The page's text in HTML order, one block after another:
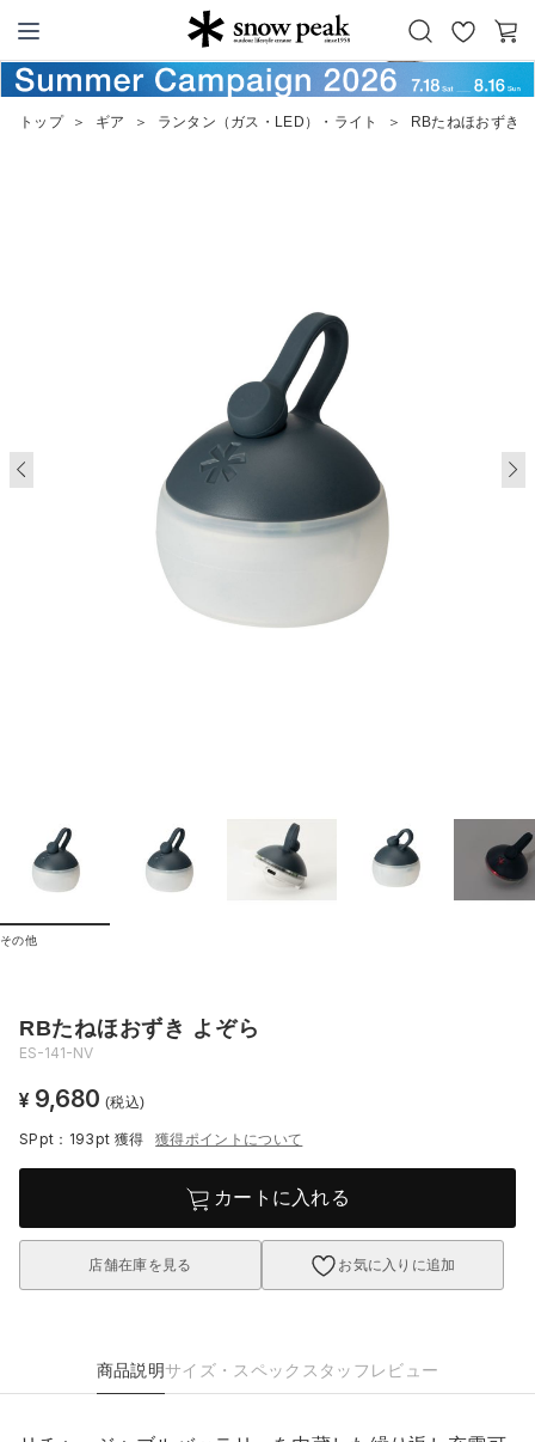
Snow Peak
お
気
カ
ー
ト
トップ ＞ ギア ＞ ランタン（ガス・LED）・ライト ＞ RBたねほおずき
その他
RBたねほおずき よぞら
ES-141-NV
¥ 9,680 (税込)
SPpt：193pt 獲得 獲得ポイントについて
カートに入れる
店舗在庫を見る お気に入りに追加
商品説明サイズ・スペック スタッフレビュー